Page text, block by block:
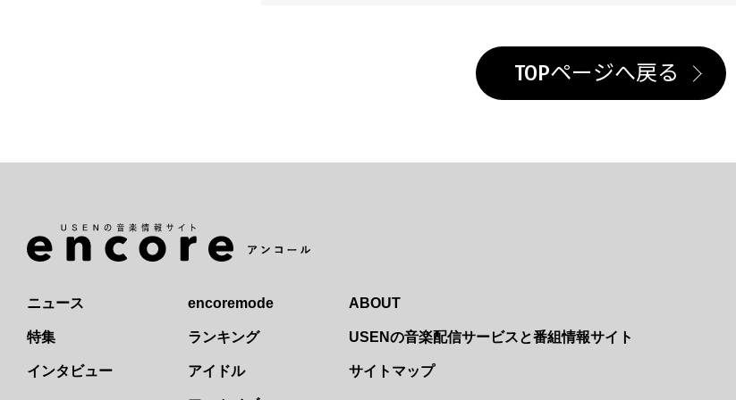
TOPページへ戻る
ニュース
特集
インタビュー
encoremode
ランキング
アイドル
ABOUT
USENの音楽配信サービスと番組情報サイト
サイトマップ